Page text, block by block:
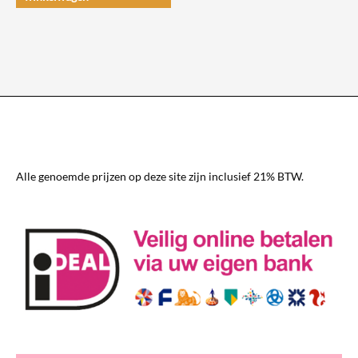
Alle genoemde prijzen op deze site zijn inclusief 21% BTW.